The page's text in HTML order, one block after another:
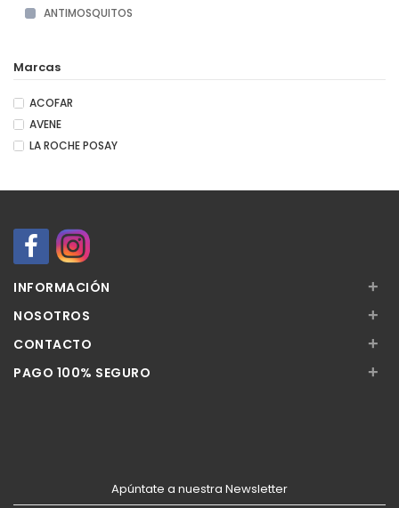
ANTIMOSQUITOS
Marcas
ACOFAR
AVENE
LA ROCHE POSAY
INFORMACIÓN +
NOSOTROS +
CONTACTO +
PAGO 100% SEGURO +
Apúntate a nuestra Newsletter